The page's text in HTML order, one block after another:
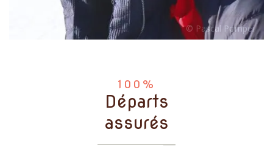
100%
Départs
assurés